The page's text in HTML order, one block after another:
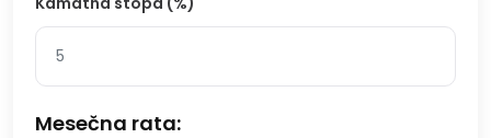
Mesečna rata: